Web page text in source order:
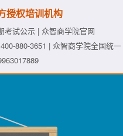
授权培训机构
考试公示 | 众智商学院官网
880-3651 | 众智商学院全国统一